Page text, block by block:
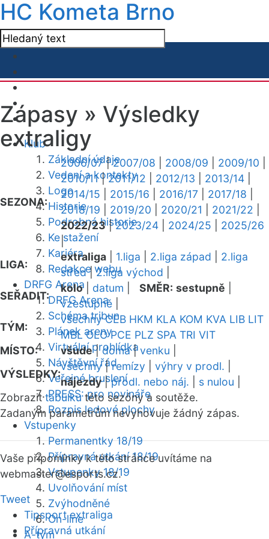
HC Kometa Brno
Klub
Základní údaje
Vedení a kontakty
Logo
Historie
Podrobná historie
Ke stažení
Kariéra
Redakce webu
DRFG Arena
DRFG Arena
Schéma tribun
Plánek areny
Virtuální prohlídka
Návštěvní řád
Veřejné bruslení
PRESS: pro novináře
Rozpis ledové plochy
Vstupenky
Permanentky 18/19
Přípravná utkání 18/19
Vstupenky 18/19
Uvolňování míst
Zvýhodněné
On-line
A-tým
Zápasy » Výsledky
extraligy
SEZONA:
2006/07|2007/08 2008/09 2009/10
2010/11|2011/12 2012/13 2013/14
2014/15
2015/16 2016/17 2017/18
2018/19
2019/20 2020/21 2021/22
2022/23|2023/24 2024/25
2025/26
|
LIGA:
extraliga 1.liga 2.liga západ
2.liga
střed|2.liga východ
SEŘADIT:
kolo| datum SMĚR: sestupně
vzestupně
TÝM:
všechny CEB HKM KLA KOM KVA LIB LIT
MBL OLO PCE PLZ SPA TRI VIT
MÍSTO:
všude|doma|venku
VÝSLEDKY:
všechny|remízy výhry v prodl.
nájezdy|prodl. nebo náj. s nulou
Zobrazittabulkutéto sezóny a soutěže.
Zadaným parametrům nevyhovuje žádný zápas.
Vaše připomínky k této stránce uvítáme na
webmaster@esports.cz.
Tweet
Tipsport extraliga
Přípravná utkání